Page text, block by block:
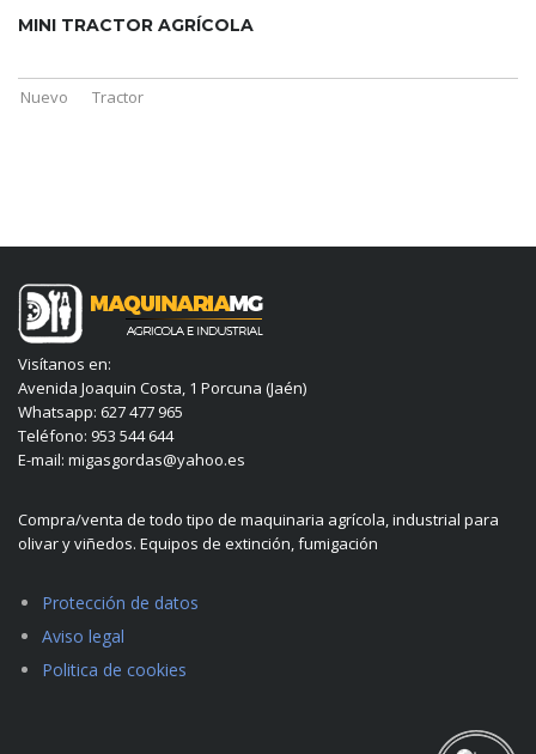
MINI TRACTOR AGRÍCOLA
Nuevo Tractor
Visítanos en:
Avenida Joaquin Costa, 1 Porcuna (Jaén)
Whatsapp: 627 477 965
Teléfono: 953 544 644
E-mail: migasgordas@yahoo.es
Compra/venta de todo tipo de maquinaria agrícola, industrial para
olivar y viñedos. Equipos de extinción, fumigación
Protección de datos
Aviso legal
Politica de cookies